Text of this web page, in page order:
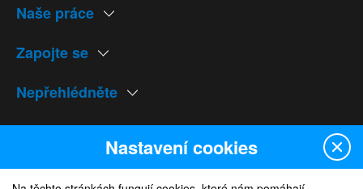
Naše práce
Zapojte se
Nepřehlédněte
Naše weby
Nastavení cookies